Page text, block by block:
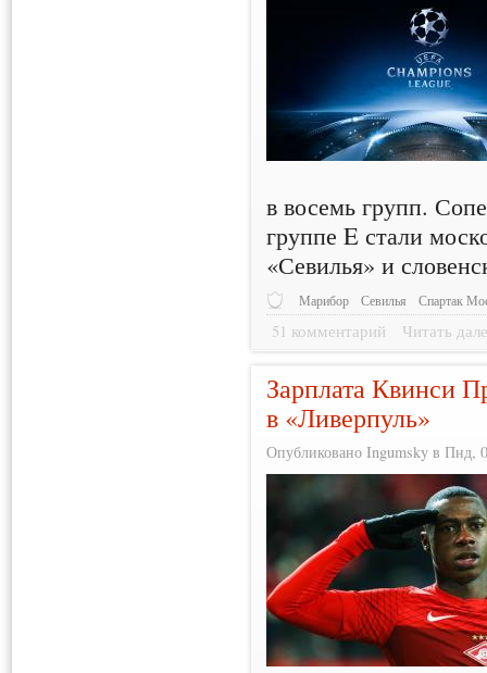
в восемь групп.
группе E стали
«Севилья» и
Марибор Севилья Спартак
51 комментарий Читать
Зарплата Квинси
в «Ливерпуль»
Опубликовано Ingumsky в Пнд,